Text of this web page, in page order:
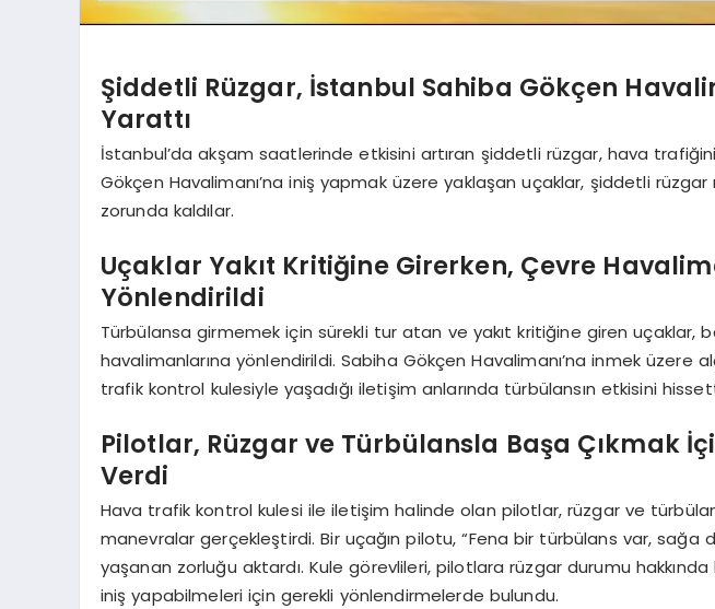
Şiddetli Rüzgar, İstanbul Sahiba Gökçen
Yarattı
İstanbul’da akşam saatlerinde etkisini artıran şiddetli rüzgar, hava
Gökçen Havalimanı’na iniş yapmak üzere yaklaşan uçaklar, şiddetli
zorunda kaldılar.
Uçaklar Yakıt Kritiğine Girerken, Çevre
Yönlendirildi
Türbülansa girmemek için sürekli tur atan ve yakıt kritiğine giren uçaklar,
havalimanlarına yönlendirildi. Sabiha Gökçen Havalimanı’na inmek üzere
trafik kontrol kulesiyle yaşadığı iletişim anlarında türbülansın etkisini
Pilotlar, Rüzgar ve Türbülansla Başa Çıkmak
Verdi
Hava trafik kontrol kulesi ile iletişim halinde olan pilotlar, rüzgar ve
manevralar gerçekleştirdi. Bir uçağın pilotu, “Fena bir türbülans var, sağa
yaşanan zorluğu aktardı. Kule görevlileri, pilotlara rüzgar durumu hakkında
iniş yapabilmeleri için gerekli yönlendirmelerde bulundu.